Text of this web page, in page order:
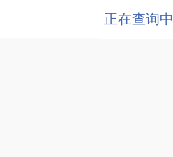
正在查询中